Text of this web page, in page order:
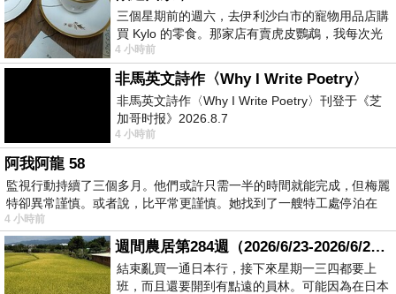
三個星期前的週六，去伊利沙白市的寵物用品店購
買 Kylo 的零食。那家店有賣虎皮鸚鵡，我每次光
顧都會去看一下。他們偶爾會引進 C
4 小時前
非馬英文詩作〈Why I Write Poetry〉
非馬英文詩作〈Why I Write Poetry〉刊登于《芝
加哥时报》2026.8.7
4 小時前
阿我阿龍 58
監視行動持續了三個多月。他們或許只需一半的時間就能完成，但梅麗
特卻異常謹慎。或者說，比平常更謹慎。她找到了一艘特工處停泊在
4 小時前
週間農居第284週（2026/6/23-2026/6/24) 夏至 金黃稻浪洋溢豐收喜悅
結束亂買一通日本行，接下來星期一三四都要上
班，而且還要開到有點遠的員林。可能因為在日本